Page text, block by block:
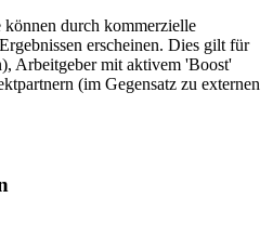
können durch kommerzielle
erscheinen. Dies gilt für
Arbeitgeber mit aktivem 'Boost'
(im Gegensatz zu externen